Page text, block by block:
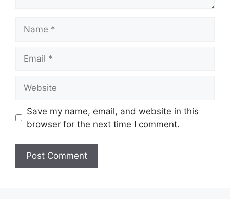
Save my name, email, and website in this
browser for the next time I comment.